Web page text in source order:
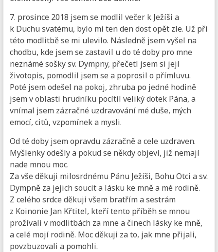
7. prosince 2018 jsem se modlil večer k Ježíši a
k Duchu svatému, bylo mi ten den dost opět zle. Už při
této modlitbě se mi ulevilo. Následně jsem vyšel na
chodbu, kde jsem se zastavil u do té doby pro mne
neznámé sošky sv. Dympny, přečetl jsem si její
životopis, pomodlil jsem se a poprosil o přímluvu.
Poté jsem odešel na pokoj, zhruba po jedné hodině
jsem v oblasti hrudníku pocítil veliký dotek Pána, a
vnímal jsem zázračné uzdravování mé duše, mých
emocí, citů, vzpomínek a mysli.
Od té doby jsem opravdu zázračně a cele uzdraven.
Myšlenky odešly a pokud se někdy objeví, již nemají
nade mnou moc.
Za vše děkuji milosrdnému Pánu Ježíši, Bohu Otci a sv.
Dympně za jejich soucit a lásku ke mně a mé rodině.
Z celého srdce děkuji všem bratřím a sestrám
z Koinonie Jan Křtitel, kteří tento příběh se mnou
prožívali v modlitbách za mne a činech lásky ke mně,
a celé mojí rodině. Moc děkuji za to, jak mne přijali,
povzbuzovali a pomohli.